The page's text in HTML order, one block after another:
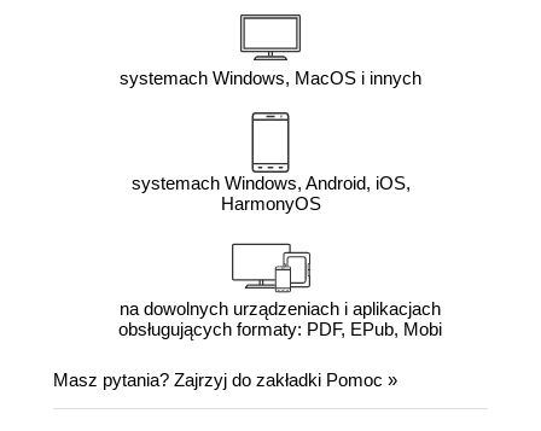
systemach Windows, MacOS i innych
systemach Windows, Android, iOS,
HarmonyOS
na dowolnych urządzeniach i aplikacjach
obsługujących formaty: PDF, EPub, Mobi
Masz pytania? Zajrzyj do zakładki Pomoc »